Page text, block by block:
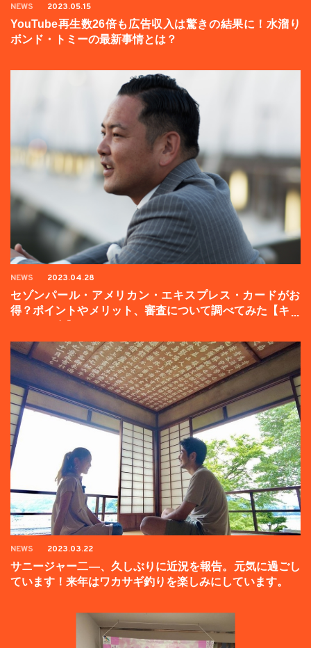
NEWS 2023.05.15
YouTube再生数26倍も広告収入は驚きの結果に！水溜り
ボンド・トミーの最新事情とは？
NEWS 2023.04.28
セゾンパール・アメリカン・エキスプレス・カードがお
得？ポイントやメリット、審査について調べてみた【キャ
NEWS 2023.03.22
サニージャー二―、久しぶりに近況を報告。元気に過ごし
ています！来年はワカサギ釣りを楽しみにしています。